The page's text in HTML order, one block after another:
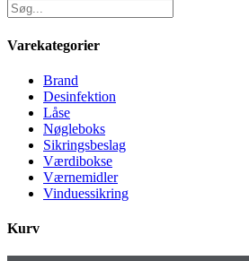
Varekategorier
Brand
Desinfektion
Låse
Nøgleboks
Sikringsbeslag
Værdibokse
Værnemidler
Vinduessikring
Kurv